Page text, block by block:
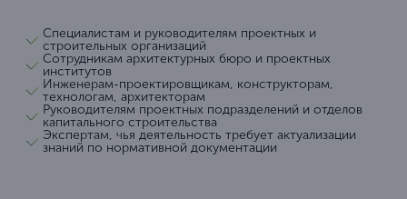
Специалистам и руководителям проектных и
строительных организаций
Сотрудникам архитектурных бюро и проектных
институтов
Инженерам-проектировщикам, конструкторам,
технологам, архитекторам
Руководителям проектных подразделений и отделов
капитального строительства
Экспертам, чья деятельность требует актуализации
знаний по нормативной документации